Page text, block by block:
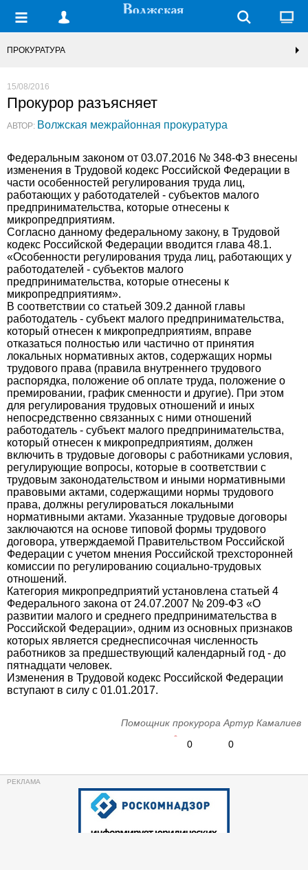
ПРОКУРАТУРА
15/08/2016
Прокурор разъясняет
АВТОР: Волжская межрайонная прокуратура
Федеральным законом от 03.07.2016 № 348-ФЗ внесены
изменения в Трудовой кодекс Российской Федерации в
части особенностей регулирования труда лиц,
работающих у работодателей - субъектов малого
предпринимательства, которые отнесены к
микропредприятиям.
Согласно данному федеральному закону, в Трудовой
кодекс Российской Федерации вводится глава 48.1.
«Особенности регулирования труда лиц, работающих у
работодателей - субъектов малого
предпринимательства, которые отнесены к
микропредприятиям».
В соответствии со статьей 309.2 данной главы
работодатель - субъект малого предпринимательства,
который отнесен к микропредприятиям, вправе
отказаться полностью или частично от принятия
локальных нормативных актов, содержащих нормы
трудового права (правила внутреннего трудового
распорядка, положение об оплате труда, положение о
премировании, график сменности и другие). При этом
для регулирования трудовых отношений и иных
непосредственно связанных с ними отношений
работодатель - субъект малого предпринимательства,
который отнесен к микропредприятиям, должен
включить в трудовые договоры с работниками условия,
регулирующие вопросы, которые в соответствии с
трудовым законодательством и иными нормативными
правовыми актами, содержащими нормы трудового
права, должны регулироваться локальными
нормативными актами. Указанные трудовые договоры
заключаются на основе типовой формы трудового
договора, утверждаемой Правительством Российской
Федерации с учетом мнения Российской трехсторонней
комиссии по регулированию социально-трудовых
отношений.
Категория микропредприятий установлена статьей 4
Федерального закона от 24.07.2007 № 209-ФЗ «О
развитии малого и среднего предпринимательства в
Российской Федерации», одним из основных признаков
которых является среднесписочная численность
работников за предшествующий календарный год - до
пятнадцати человек.
Изменения в Трудовой кодекс Российской Федерации
вступают в силу с 01.01.2017.
Помощник прокурора Артур Камалиев
0
0